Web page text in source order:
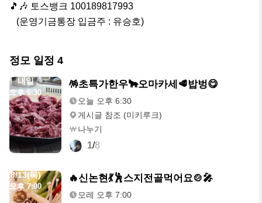
🎵🎶 토스뱅크 100189817993
   (운영기금통장 입금주 : 유승호)
정모 일정 4
내일
오후 6:30
🪅초특가한우🐂오마카세🥩밥벙😋
오늘 오후 6:30
게시글 참조 (미키루크)
나누기
1/8
8/13(목)
오후 7:00
🔥신논현💃🕺스지전골먹어요🍲🎤
모레 오후 7:00